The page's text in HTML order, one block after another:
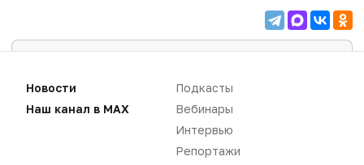
Для чтения статей необходимо
зарегистрировать новый.
Новости
Наш канал в MAX
Подкасты
Вебинары
Интервью
Репортажи